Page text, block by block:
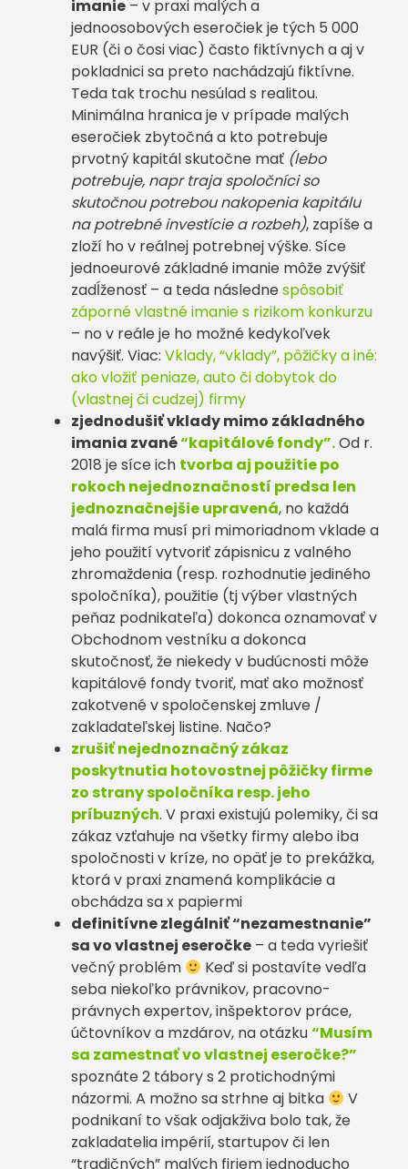
imanie – v praxi malých a
jednoosobových eseročiek je tých 5 000
EUR (či o čosi viac) často fiktívnych a aj v
pokladnici sa preto nachádzajú fiktívne.
Teda tak trochu nesúlad s realitou.
Minimálna hranica je v prípade malých
eseročiek zbytočná a kto potrebuje
prvotný kapitál skutočne mať (lebo
potrebuje, napr traja spoločníci so
skutočnou potrebou nakopenia kapitálu
na potrebné investície a rozbeh), zapíše a
zloží ho v reálnej potrebnej výške. Síce
jednoeurové základné imanie môže zvýšiť
zadĺženosť – a teda následne spôsobiť
záporné vlastné imanie s rizikom konkurzu
– no v reále je ho možné kedykoľvek
navýšiť. Viac: Vklady, “vklady”, pôžičky a iné:
ako vložiť peniaze, auto či dobytok do
(vlastnej či cudzej) firmy
zjednodušiť vklady mimo základného
imania zvané“kapitálové fondy”.Od r.
2018 je síce ich tvorba aj použitie po
rokoch nejednoznačností predsa len
jednoznačnejšie upravená, no každá
malá firma musí pri mimoriadnom vklade a
jeho použití vytvoriť zápisnicu z valného
zhromaždenia (resp. rozhodnutie jediného
spoločníka), použitie (tj výber vlastných
peňaz podnikateľa) dokonca oznamovať v
Obchodnom vestníku a dokonca
skutočnosť, že niekedy v budúcnosti môže
kapitálové fondy tvoriť, mať ako možnosť
zakotvené v spoločenskej zmluve /
zakladateľskej listine. Načo?
zrušiť nejednoznačný zákaz
poskytnutia hotovostnej pôžičky firme
zo strany spoločníka resp. jeho
príbuzných. V praxi existujú polemiky, či sa
zákaz vzťahuje na všetky firmy alebo iba
spoločnosti v kríze, no opäť je to prekážka,
ktorá v praxi znamená komplikácie a
obchádza sa x papiermi
definitívne zlegálniť “nezamestnanie”
sa vo vlastnej eseročke – a teda vyriešiť
večný problém
Keď si postavíte vedľa
seba niekoľko právnikov, pracovno-
právnych expertov, inšpektorov práce,
účtovníkov a mzdárov, na otázku“Musím
sa zamestnať vo vlastnej eseročke?”
spoznáte 2 tábory s 2 protichodnými
názormi. A možno sa strhne aj bitka
V
podnikaní to však odjakživa bolo tak, že
zakladatelia impérií, startupov či len
“tradičných” malých firiem jednoducho